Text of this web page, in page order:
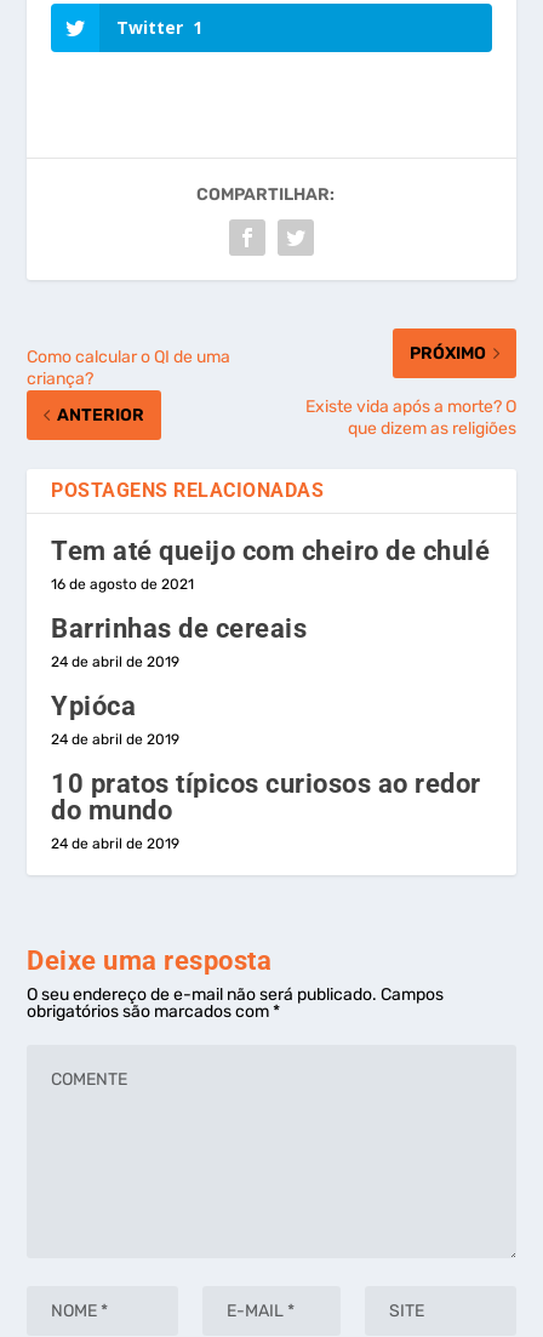
Twitter 1
COMPARTILHAR:
Como calcular o QI de uma
criança?
ANTERIOR
PRÓXIMO
Existe vida após a morte? O
que dizem as religiões
POSTAGENS RELACIONADAS
Tem até queijo com cheiro de chulé
16 de agosto de 2021
Barrinhas de cereais
24 de abril de 2019
Ypióca
24 de abril de 2019
10 pratos típicos curiosos ao redor
do mundo
24 de abril de 2019
Deixe uma resposta
O seu endereço de e-mail não será publicado. Campos
obrigatórios são marcados com*